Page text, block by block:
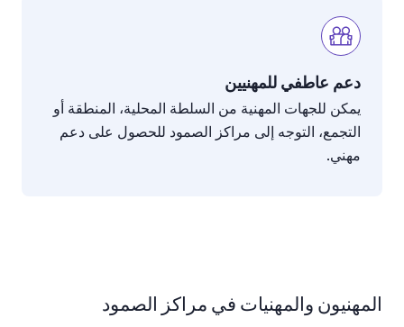
دعم عاطفي للمهنيين
يمكن للجهات المهنية من السلطة المحلية، المنطقة أو
التجمع، التوجه إلى مراكز الصمود للحصول على دعم
مهني.
المهنيون والمهنيات في مراكز الصمود